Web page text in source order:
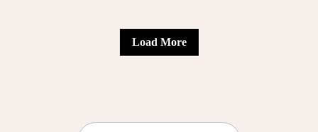
Load More